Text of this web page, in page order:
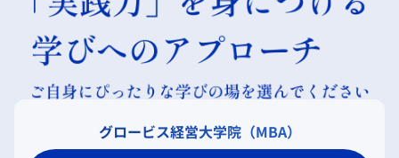
グロービス経営大学院（MBA）